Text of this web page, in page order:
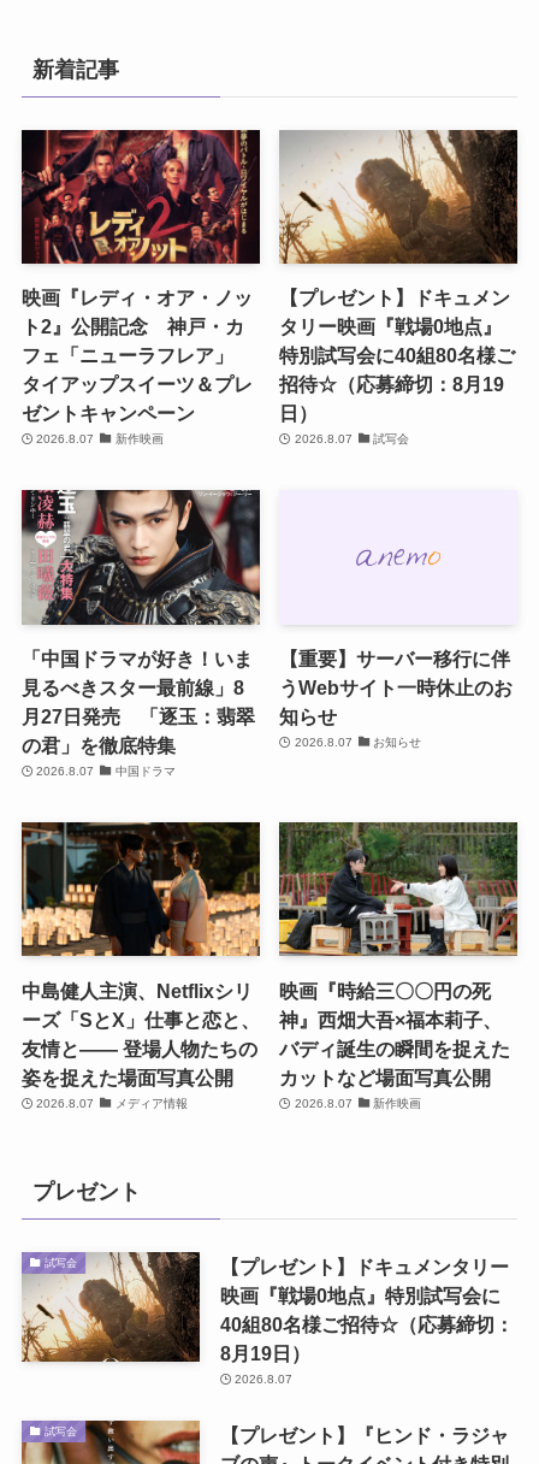
新着記事
映画『レディ・オア・ノッ
ト2』公開記念 神戸・カ
フェ「ニューラフレア」
タイアップスイーツ＆プレ
ゼントキャンペーン
2026.8.07 新作映画
【プレゼント】ドキュメン
タリー映画『戦場0地点』
特別試写会に40組80名様ご
招待☆（応募締切：8月19
日）
2026.8.07 試写会
「中国ドラマが好き！いま
見るべきスター最前線」8
月27日発売 「逐玉：翡翠
の君」を徹底特集
2026.8.07 中国ドラマ
【重要】サーバー移行に伴
うWebサイト一時休止のお
知らせ
2026.8.07 お知らせ
中島健人主演、Netflixシリ
ーズ「SとX」仕事と恋と、
友情と―― 登場人物たちの
姿を捉えた場面写真公開
2026.8.07 メディア情報
映画『時給三〇〇円の死
神』西畑大吾×福本莉子、
バディ誕生の瞬間を捉えた
カットなど場面写真公開
2026.8.07 新作映画
プレゼント
試写会
【プレゼント】ドキュメンタリー
映画『戦場0地点』特別試写会に
40組80名様ご招待☆（応募締切：
8月19日）
2026.8.07
試写会
【プレゼント】『ヒンド・ラジャ